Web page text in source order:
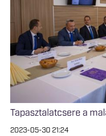
Tapasztalatcsere a
2023-05-30 21:24